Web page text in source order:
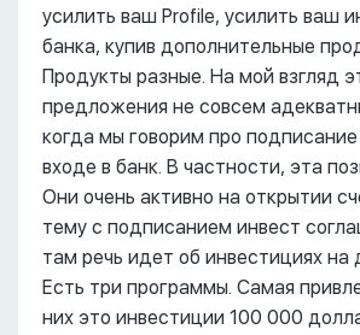
усилить ваш Profile, усилить ваш
банка, купив дополнительные
Продукты разные. На мой взгляд
предложения не совсем
когда мы говорим про
входе в банк. В частности, эта
Они очень активно на открытии
тему с подписанием инвест
там речь идет об инвестициях на
Есть три программы. Самая
них это инвестиции 100 000